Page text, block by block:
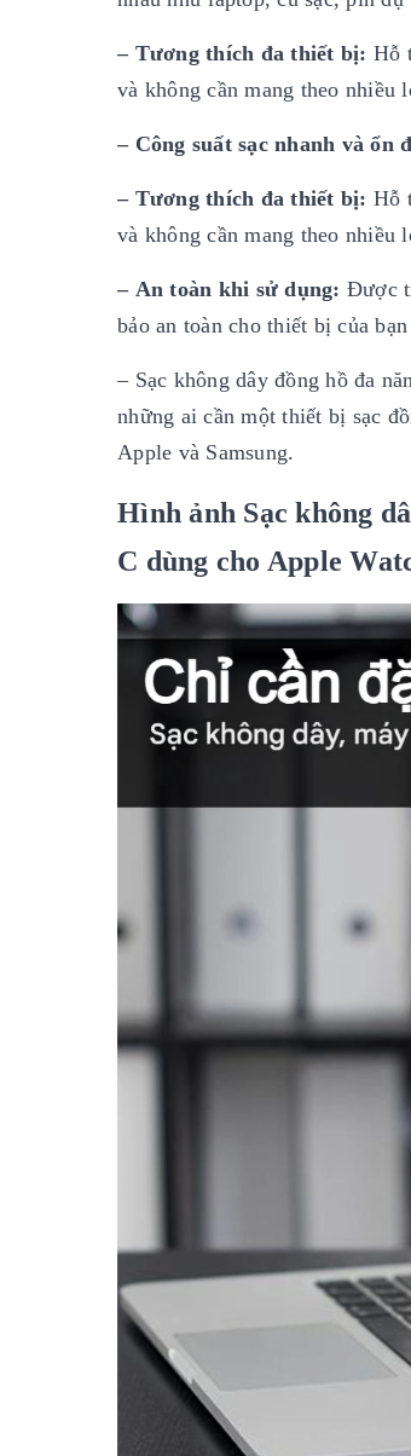
– Tương thích đa thiết bị: Hỗ
và không cần mang theo nhiều
– Công suất sạc nhanh và ổn
– Tương thích đa thiết bị: Hỗ
và không cần mang theo nhiều
– An toàn khi sử dụng: Được
bảo an toàn cho thiết bị của
– Sạc không dây đồng hồ đa
những ai cần một thiết bị sạc
Apple và Samsung.
Hình ảnh Sạc không
C dùng cho Apple